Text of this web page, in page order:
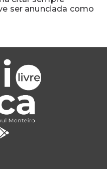
ser anunciada como